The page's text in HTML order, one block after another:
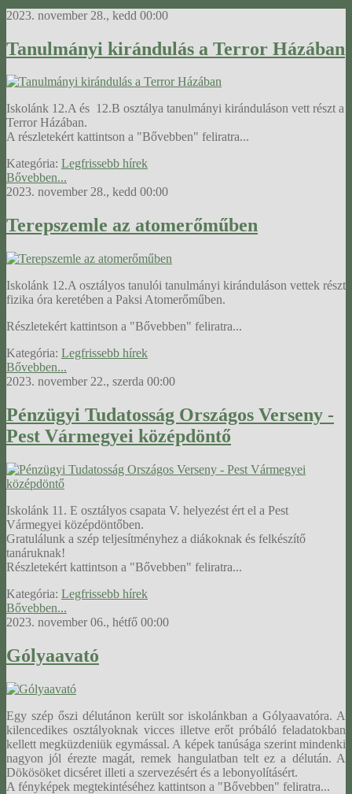
2023. november 28., kedd 00:00
Tanulmányi kirándulás a Terror Házában
Iskolánk 12.A és 12.B osztálya tanulmányi kiránduláson vett részt a
Terror Házában.
A részletekért kattintson a "Bővebben" feliratra...
Kategória: Legfrissebb hírek
Bővebben...
2023. november 28., kedd 00:00
Terepszemle az atomerőműben
Iskolánk 12.A osztályos tanulói tanulmányi kiránduláson vettek részt
fizika óra keretében a Paksi Atomerőműben.
Részletekért kattintson a "Bővebben" feliratra...
Kategória: Legfrissebb hírek
Bővebben...
2023. november 22., szerda 00:00
Pénzügyi Tudatosság Országos Verseny -
Pest Vármegyei középdöntő
Iskolánk 11. E osztályos csapata V. helyezést ért el a Pest
Vármegyei középdöntőben.
Gratulálunk a szép teljesítményhez a diákoknak és felkészítő
tanáruknak!
Részletekért kattintson a "Bővebben" feliratra...
Kategória: Legfrissebb hírek
Bővebben...
2023. november 06., hétfő 00:00
Gólyaavató
Egy szép őszi délutánon került sor iskolánkban a Gólyaavatóra. A
kilencedikes osztályoknak vicces illetve erőt próbáló feladatokban
kellett megküzdeniük egymással. A képek tanúsága szerint mindenki
nagyon jól érezte magát, remek hangulatban telt ez a délután. A
Dökösöket dicséret illeti a szervezésért és a lebonyolításért.
A fényképek megtekintéséhez kattintson a "Bővebben" feliratra...